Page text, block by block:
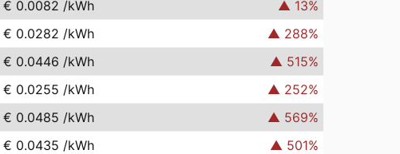
€ 0.0082 /kWh ▲ 13%
€ 0.0282 /kWh ▲ 288%
€ 0.0446 /kWh ▲ 515%
€ 0.0255 /kWh ▲ 252%
€ 0.0485 /kWh ▲ 569%
€ 0.0435 /kWh ▲ 501%